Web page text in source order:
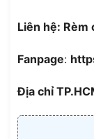
Liên hệ: Rèm
Fanpage:
Địa chỉ